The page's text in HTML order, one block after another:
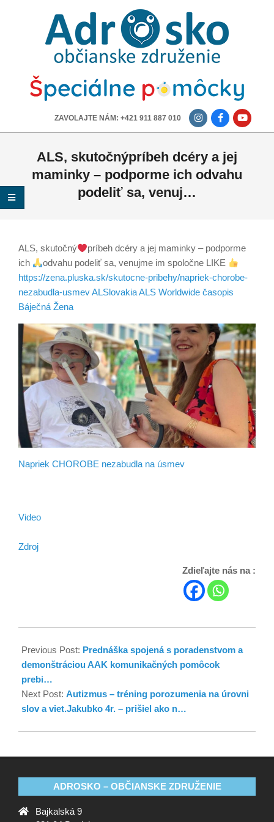
ADROSKO
OBČIANSKE
ZDRUŽENIE
ZAVOLAJTE NÁM: +421 911 887 010
ALS, skutočnýpríbeh dcéry a jej
maminky – podporme ich odvahu
podeliť sa, venuj…
ALS, skutočný
príbeh dcéry a jej maminky – podporme
ich
odvahu podeliť sa, venujme im spoločne LIKE
https://zena.pluska.sk/skutocne-pribehy/napriek-chorobe-
nezabudla-usmevALSlovakiaALS Worldwide časopis
Báječná Žena
Napriek CHOROBE nezabudla na úsmev
Video
Zdroj
Zdieľajte nás na :
Previous Post: Prednáška spojená s poradenstvom a
demonštráciou AAK komunikačných pomôcok
prebi…
Next Post: Autizmus – tréning porozumenia na úrovni
slov a viet.Jakubko 4r. – prišiel ako n…
ADROSKO – OBČIANSKE ZDRUŽENIE
Bajkalská 9